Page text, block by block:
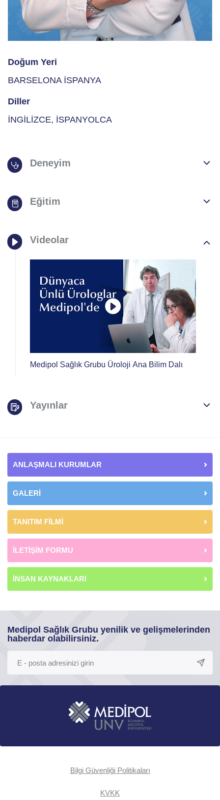
Doğum Yeri
BARSELONA İSPANYA
Diller
İNGİLİZCE, İSPANYOLCA
Deneyim
Eğitim
Videolar
Medipol Sağlık Grubu Üroloji Ana Bilim Dalı
Yayınlar
ANLAŞMALI KURUMLAR
GALERİ
TANITIM FİLMİ
İLETİŞİM FORMU
İNSAN KAYNAKLARI
Medipol Sağlık Grubu yenilik ve gelişmelerinden
haberdar olabilirsiniz.
Bilgi Güvenliği Politikaları
KVKK